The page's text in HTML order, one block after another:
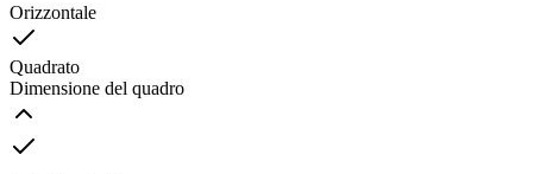
Orizzontale
Quadrato
Dimensione del quadro